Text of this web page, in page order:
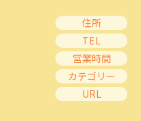
住所
TEL
営業時間
カテゴリー
URL